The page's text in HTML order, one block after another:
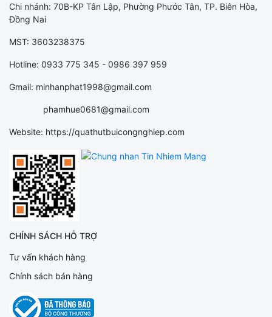
Chi nhánh: 70B-KP Tân Lập, Phường Phước Tân, TP. Biên Hòa,
Đồng Nai
MST: 3603238375
Hotline: 0933 775 345 - 0986 397 959
Gmail: minhanphat1998@gmail.com
phamhue0681@gmail.com
Website: https://quathutbuicongnghiep.com
CHÍNH SÁCH HỖ TRỢ
Tư vấn khách hàng
Chính sách bán hàng